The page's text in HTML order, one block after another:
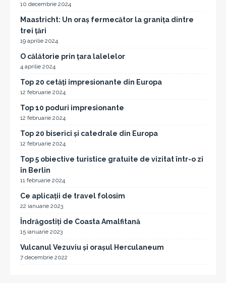
10 decembrie 2024
Maastricht: Un oraș fermecător la granița dintre
trei țări
19 aprilie 2024
O călătorie prin țara lalelelor
4 aprilie 2024
Top 20 cetăți impresionante din Europa
12 februarie 2024
Top 10 poduri impresionante
12 februarie 2024
Top 20 biserici și catedrale din Europa
12 februarie 2024
Top 5 obiective turistice gratuite de vizitat într-o zi
în Berlin
11 februarie 2024
Ce aplicații de travel folosim
22 ianuarie 2023
Îndrăgostiți de Coasta Amalfitană
15 ianuarie 2023
Vulcanul Vezuviu și orașul Herculaneum
7 decembrie 2022